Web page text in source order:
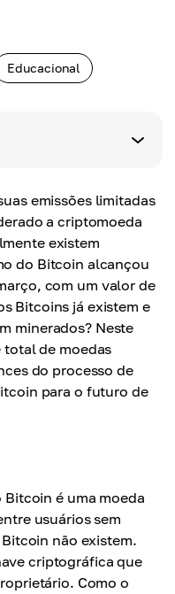
Educacional
emissões limitadas
a criptomoeda
existem
do Bitcoin alcançou
com um valor de
Bitcoins já existem e
minerados? Neste
de moedas
do processo de
para o futuro de
é uma moeda
usuários sem
não existem.
criptográfica que
Como o